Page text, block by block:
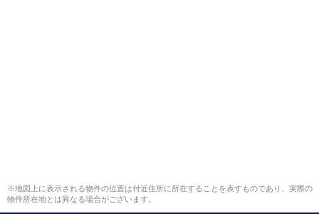
※地図上に表示される物件の位置は付近住所に所在することを表すものであり、実際の
物件所在地とは異なる場合がございます。